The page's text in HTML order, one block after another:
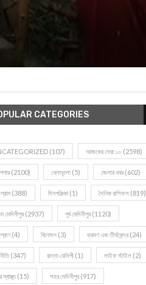
CATEGORIES
(107) আজকের সেরা ১০ (2598)
(2100) খেলাধূলো (5) জেলার খবর (602)
(388) দিনপঞ্জিকা (1) দৈনিক রাশিফল (819)
মেদিনীপুর (2937) পূর্ব মেদিনীপুর (1120)
(4) বিনোদন (3) ভ্রমণ এবং তীর্থকেন্দ্র (24)
(347) রান্না-রেসিপী (1) লাইফ স্টাইল (2)
স্বাস্থ্য (15) শহর মেদিনীপুর (917)